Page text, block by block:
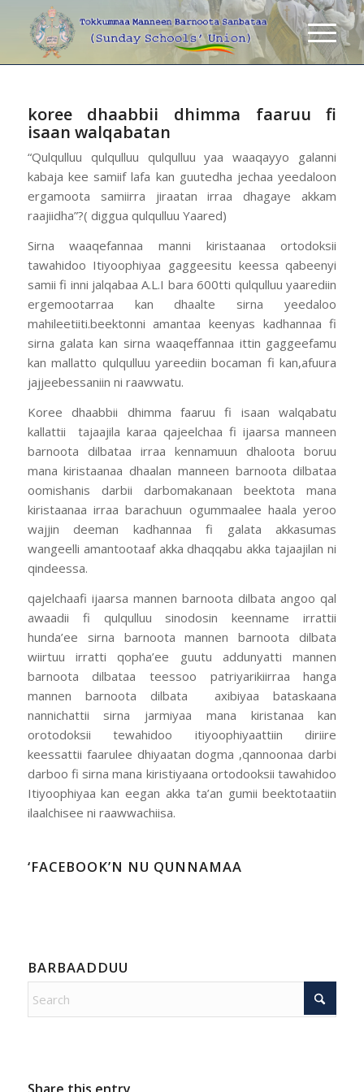
koree dhaabbii dhimma faaruu fi
isaan walqabatan
“Qulqulluu qulqulluu qulqulluu yaa waaqayyo galanni
kabaja kee samiif lafa kan guutedha jechaa yeedaloon
ergamoota samiirra jiraatan irraa dhagaye akkam
raajiidha”?( diggua qulqulluu Yaared)
Sirna waaqefannaa manni kiristaanaa ortodoksii
tawahidoo Itiyoophiyaa gaggeesitu keessa qabeenyi
samii fi inni jalqabaa A.L.I bara 600tti qulqulluu yaarediin
ergemootarraa kan dhaalte sirna yeedaloo
mahileetiiti.beektonni amantaa keenyas kadhannaa fi
sirna galata kan sirna waaqeffannaa ittin gaggeefamu
kan mallatto qulqulluu yareediin bocaman fi kan,afuura
jajjeebessaniin ni raawwatu.
Koree dhaabbii dhimma faaruu fi isaan walqabatu
kallattii tajaajila karaa qajeelchaa fi ijaarsa manneen
barnoota dilbataa irraa kennamuun dhaloota boruu
mana kiristaanaa dhaalan manneen barnoota dilbataa
oomishanis darbii darbomakanaan beektota mana
kiristaanaa irraa barachuun ogummaalee haala yeroo
wajjin deeman kadhannaa fi galata akkasumas
wangeelli amantootaaf akka dhaqqabu akka tajaajilan ni
qindeessa.
qajelchaafi ijaarsa mannen barnoota dilbata angoo qal
awaadii fi qulqulluu sinodosin keenname irrattii
hunda’ee sirna barnoota mannen barnoota dilbata
wiirtuu irratti qopha’ee guutu addunyatti mannen
barnoota dilbataa teessoo patriyarikiirraa hanga
mannen barnoota dilbata axibiyaa bataskaana
nannichattii sirna jarmiyaa mana kiristanaa kan
orotodoksii tewahidoo itiyoophiyaattiin diriire
keessattii faarulee dhiyaatan dogma ,qannoonaa darbi
darboo fi sirna mana kiristiyaana ortodooksii tawahidoo
Itiyoophiyaa kan eegan akka ta’an gumii beektotaatiin
ilaalchisee ni raawwachiisa.
‘FACEBOOK’N NU QUNNAMAA
BARBAADDUU